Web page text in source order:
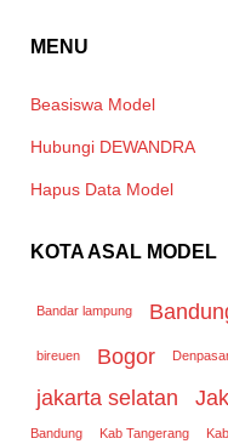
MENU
Beasiswa Model
Hubungi DEWANDRA
Hapus Data Model
KOTA ASAL MODEL
Bandar lampung
bireuen Bogor
jakarta selatan
Bandung Kab Tangerang